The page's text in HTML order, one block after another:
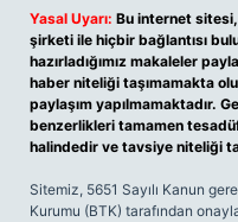
Yasal Uyarı: Bu internet
şirketi ile hiçbir bağlantısı
hazırladığımız makaleler
haber niteliği taşımamakta
paylaşım yapılmamaktadır.
benzerlikleri tamamen
halindedir ve tavsiye niteliği
Sitemiz, 5651 Sayılı Kanun
Kurumu (BTK) tarafından